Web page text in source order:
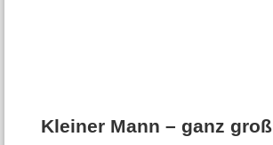
Kleiner Mann – ganz groß